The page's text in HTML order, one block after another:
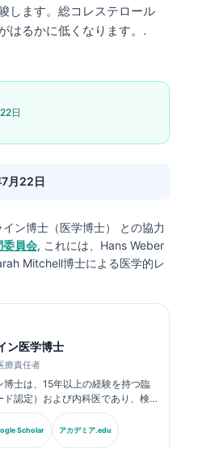
します。総コレステロール
はるかに低くなります。.
日
月22日
ン博士（医学博士）
との協力
委員会, これには、Hans Weber
Mitchell博士による医学的レ
ン医学博士
療責任者
博士は、15年以上の経験を持つ臨
ド認定）および内科医であり、検
による臨床解析に関する豊富な経
AIにおける最高医療責任
同社の独自のニューラルネットワ
Scholar アカデミア.edu